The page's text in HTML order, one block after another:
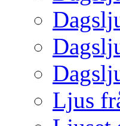
Ljus